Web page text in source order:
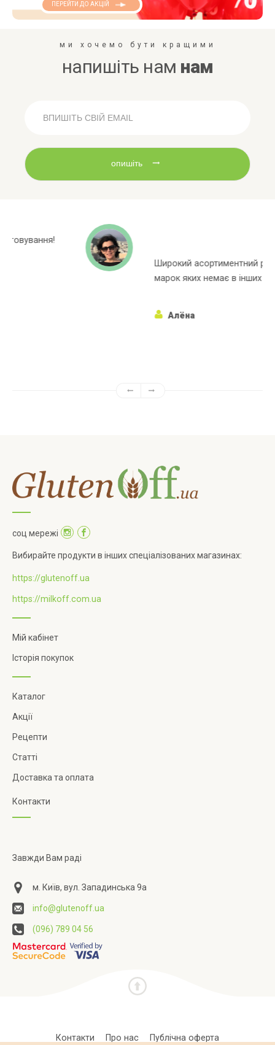
ПЕРЕЙТИ ДО АКЦІЙ
ми хочемо бути кращими
напишіть нам нам
опишіть
Широкий асортиментний ряд, багато
марок яких немає в інших магазинах!
соц мережі
Вибирайте продукти в інших спеціалізованих магазинах:
https://glutenoff.ua
https://milkoff.com.ua
Мій кабінет
Історія покупок
Каталог
Акції
Рецепти
Статті
Доставка та оплата
Контакти
Завжди Вам раді
м. Київ, вул. Западинська 9а
info@glutenoff.ua
(096) 789 04 56
Контакти Про нас Публічна оферта